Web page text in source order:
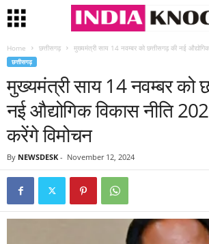
Home छत्तीसगढ़ मुख्यमंत्री साय 14 नवम्बर को छत्तीसगढ़ की नई
छत्तीसगढ़
मुख्यमंत्री साय 14 नवम्बर को
नई औद्योगिक विकास नीति
करेंगे विमोचन
By NEWSDESK - November 12, 2024